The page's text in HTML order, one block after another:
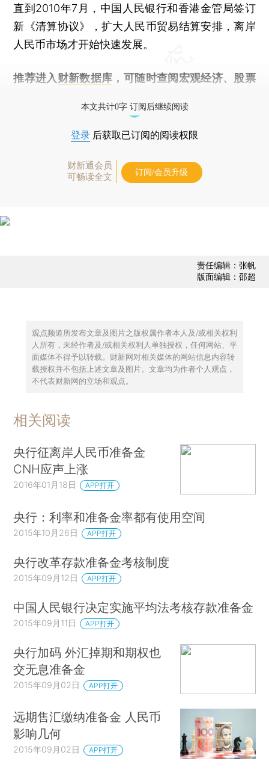
直到2010年7月，中国人民银行和香港金管局签订
新《清算协议》，扩大人民币贸易结算安排，离岸
人民币市场才开始快速发展。
推荐进入 财新数据库 ，可随时查阅宏观经济、股票
本文共计0字 订阅后继续阅读
登录 后获取已订阅的阅读权限
财新通会员
可畅读全文
订阅/会员升级
责任编辑：张帆
版面编辑：邵超
观点频道所发布文章及图片之版权属作者本人及/或相关权利
人所有，未经作者及/或相关权利人单独授权，任何网站、平
面媒体不得予以转载。财新网对相关媒体的网站信息内容转
载授权并不包括上述文章及图片。文章均为作者个人观点，
不代表财新网的立场和观点。
相关阅读
央行征离岸人民币准备金
CNH应声上涨
2016年01月18日 APP打开
央行：利率和准备金率都有使用空间
2015年10月26日 APP打开
央行改革存款准备金考核制度
2015年09月12日 APP打开
中国人民银行决定实施平均法考核存款准备金
2015年09月11日 APP打开
央行加码 外汇掉期和期权也
交无息准备金
2015年09月02日 APP打开
远期售汇缴纳准备金 人民币
影响几何
2015年09月02日 APP打开